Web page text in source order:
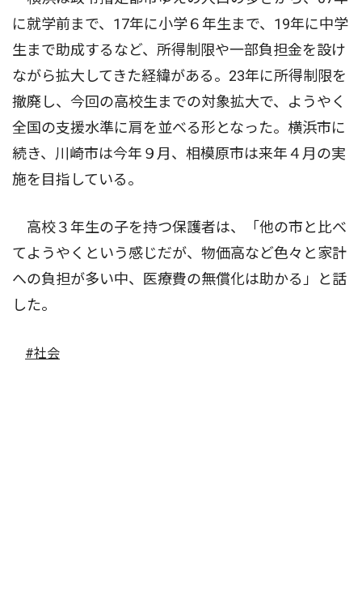
に就学前まで、17年に小学６年生まで、19年に中学
生まで助成するなど、所得制限や一部負担金を設け
ながら拡大してきた経緯がある。23年に所得制限を
撤廃し、今回の高校生までの対象拡大で、ようやく
全国の支援水準に肩を並べる形となった。横浜市に
続き、川崎市は今年９月、相模原市は来年４月の実
施を目指している。
高校３年生の子を持つ保護者は、「他の市と比べ
てようやくという感じだが、物価高など色々と家計
への負担が多い中、医療費の無償化は助かる」と話
した。
#社会